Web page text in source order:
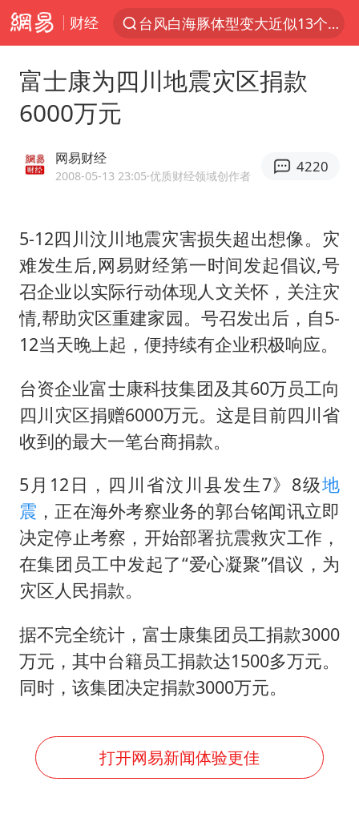
财经
台风白海豚体型变大近似13个浙江面积
夜幕落下 运动上场
勒沃库森U17主帅盛赞赵松源
1岁宝宝碰坏纸巾盒 宝妈被索赔924元
女子开一天一夜空调后二氧化碳中毒
97岁英国奶奶飞上天再破吉尼斯纪录
“空调24小时开着更省电”不实
“不建议大家买深色蛋糕”
男子结婚8年3个女儿均非亲生
公司“上四休三”但要降薪1000元
47岁妈妈突然产女 26岁女儿：很震惊
如何把百年大党建设得更加坚强有力？
富士康为四川地震灾区捐款
6000万元
网易财经
2008-05-13 23:05·优质财经领域创作者
4220
5-12四川汶川地震灾害损失超出想像。灾
难发生后,网易财经第一时间发起倡议,号
召企业以实际行动体现人文关怀，关注灾
情,帮助灾区重建家园。号召发出后，自5-
12当天晚上起，便持续有企业积极响应。
台资企业富士康科技集团及其60万员工向
四川灾区捐赠6000万元。这是目前四川省
收到的最大一笔台商捐款。
5月12日，四川省汶川县发生7》8级地
震 ，正在海外考察业务的郭台铭闻讯立即
决定停止考察，开始部署抗震救灾工作，
在集团员工中发起了“爱心凝聚”倡议，为
灾区人民捐款。
据不完全统计，富士康集团员工捐款3000
万元，其中台籍员工捐款达1500多万元。
同时，该集团决定捐款3000万元。
打开网易新闻体验更佳